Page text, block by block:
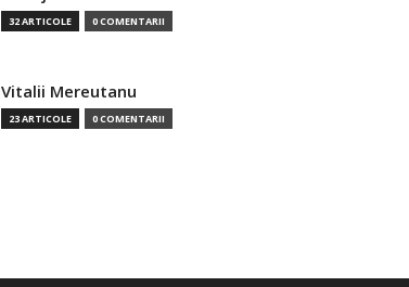
32 ARTICOLE 0 COMENTARII
Vitalii Mereutanu
23 ARTICOLE 0 COMENTARII